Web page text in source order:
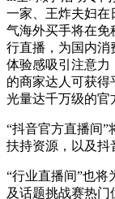
一家、王炸夫妇在
气海外买手将在免
行直播，为国内消
体验感吸引注意力
的商家达人可获得
光量达千万级的官
“抖音官方直播间
扶持资源，以及抖
“行业直播间”也
及话题挑战赛热